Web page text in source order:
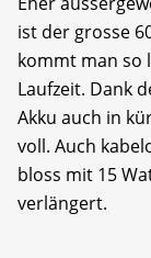
ist der grosse
kommt man so
Laufzeit. Dank
Akku auch in
voll. Auch
bloss mit 15
verlängert.